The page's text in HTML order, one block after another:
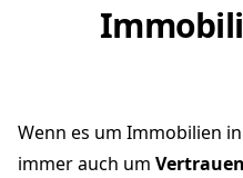
Wenn es um Immobilien
immer auch um